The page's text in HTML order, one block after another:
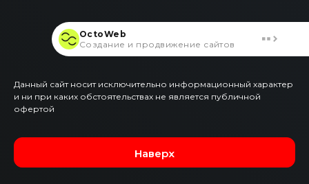
Данный сайт носит исключительно информационный характер
и ни при каких обстоятельствах не является публичной
офертой
Наверх
OctoWeb
Создание и продвижение сайтов